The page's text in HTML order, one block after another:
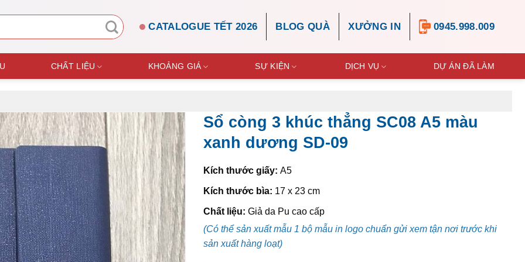
CATALOGUE TẾT 2026 BLOG QUÀ XƯỞNG IN 0945.998.009
CHẤT LIỆU KHOẢNG GIÁ SỰ KIỆN DỊCH VỤ DỰ ÁN ĐÃ LÀM
Sổ còng 3 khúc thẳng SC08 A5 màu
xanh dương SD-09
Kích thước giấy:A5
Kích thước bìa: 17 x 23 cm
Chất liệu: Giả da Pu cao cấp
(Có thể sản xuất mẫu 1 bộ mẫu in logo chuẩn gửi xem tận nơi trước khi
sản xuất hàng loạt)